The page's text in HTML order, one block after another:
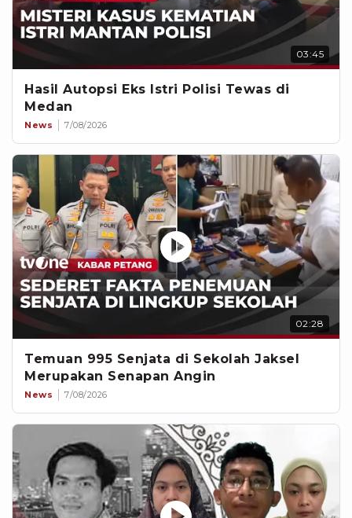
03:45
Hasil Autopsi Eks Istri Polisi Tewas di
Medan
News 7/08/2026
02:28
Temuan 995 Senjata di Sekolah Jaksel
Merupakan Senapan Angin
News 7/08/2026